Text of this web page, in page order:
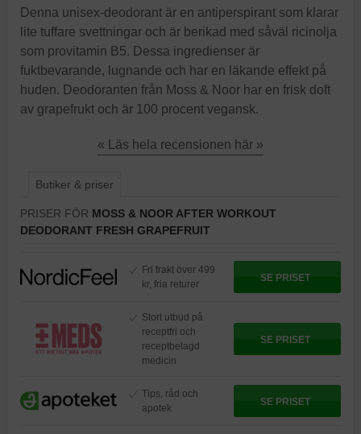
Denna unisex-deodorant är en antiperspirant som klarar
lite tuffare svettningar och är berikad med såväl ricinolja
som provitamin B5. Dessa ingredienser är
fuktbevarande, lugnande och har en läkande effekt på
huden. Deodoranten från Moss & Noor har en frisk doft
av grapefrukt och är 100 procent vegansk.
« Läs hela recensionen här »
Butiker & priser
PRISER FÖR MOSS & NOOR AFTER WORKOUT
DEODORANT FRESH GRAPEFRUIT
Fri frakt över 499
kr, fria returer
SE PRISET
Stort utbud på
receptfri och
receptbelagd
medicin
SE PRISET
Tips, råd och
apotek
SE PRISET